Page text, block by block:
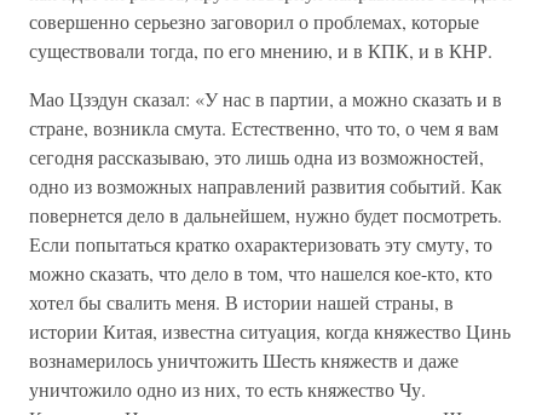
совершенно серьезно заговорил о проблемах, которые
существовали тогда, по его мнению, и в КПК, и в КНР.
Мао Цзэдун сказал: «У нас в партии, а можно сказать и в
стране, возникла смута. Естественно, что то, о чем я вам
сегодня рассказываю, это лишь одна из возможностей,
одно из возможных направлений развития событий. Как
повернется дело в дальнейшем, нужно будет посмотреть.
Если попытаться кратко охарактеризовать эту смуту, то
можно сказать, что дело в том, что нашелся кое-кто, кто
хотел бы свалить меня. В истории нашей страны, в
истории Китая, известна ситуация, когда княжество Цинь
вознамерилось уничтожить Шесть княжеств и даже
уничтожило одно из них, то есть княжество Чу.